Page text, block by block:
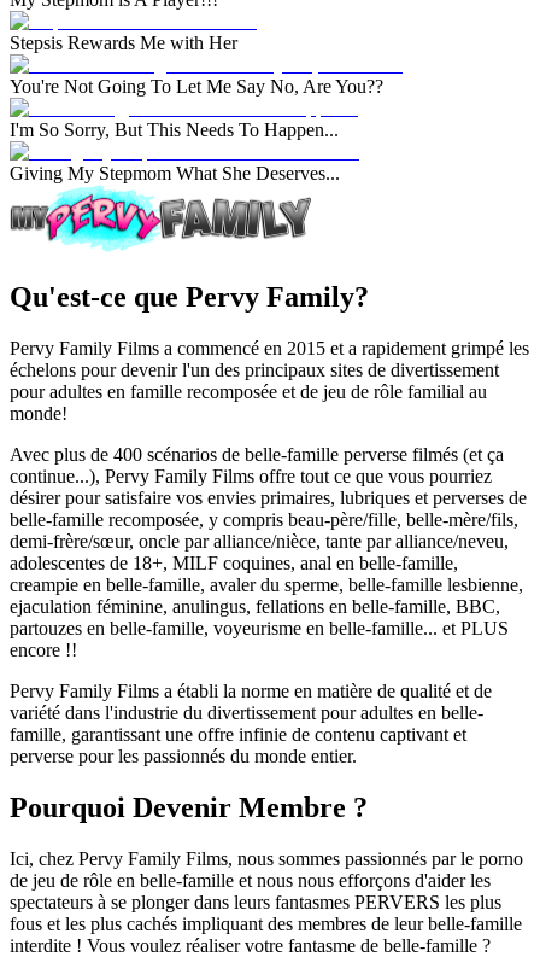
Stepsis Rewards Me with Her
You're Not Going To Let Me Say No, Are You??
I'm So Sorry, But This Needs To Happen...
Giving My Stepmom What She Deserves...
Qu'est-ce que Pervy Family?
Pervy Family Films a commencé en 2015 et a rapidement grimpé les
échelons pour devenir l'un des principaux sites de divertissement
pour adultes en famille recomposée et de jeu de rôle familial au
monde!
Avec plus de 400 scénarios de belle-famille perverse filmés (et ça
continue...), Pervy Family Films offre tout ce que vous pourriez
désirer pour satisfaire vos envies primaires, lubriques et perverses de
belle-famille recomposée, y compris beau-père/fille, belle-mère/fils,
demi-frère/sœur, oncle par alliance/nièce, tante par alliance/neveu,
adolescentes de 18+, MILF coquines, anal en belle-famille,
creampie en belle-famille, avaler du sperme, belle-famille lesbienne,
ejaculation féminine, anulingus, fellations en belle-famille, BBC,
partouzes en belle-famille, voyeurisme en belle-famille... et PLUS
encore !!
Pervy Family Films a établi la norme en matière de qualité et de
variété dans l'industrie du divertissement pour adultes en belle-
famille, garantissant une offre infinie de contenu captivant et
perverse pour les passionnés du monde entier.
Pourquoi Devenir Membre ?
Ici, chez Pervy Family Films, nous sommes passionnés par le porno
de jeu de rôle en belle-famille et nous nous efforçons d'aider les
spectateurs à se plonger dans leurs fantasmes PERVERS les plus
fous et les plus cachés impliquant des membres de leur belle-famille
interdite ! Vous voulez réaliser votre fantasme de belle-famille ?